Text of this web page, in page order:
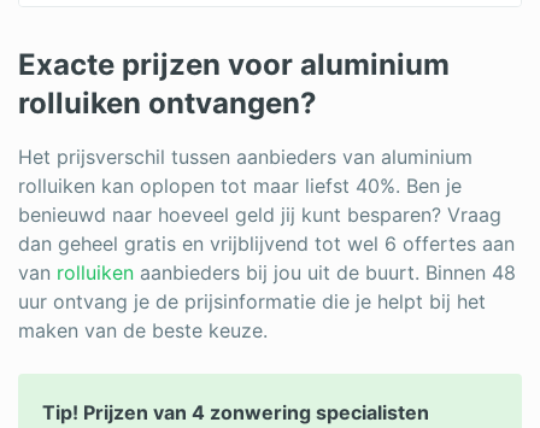
Exacte prijzen voor aluminium
rolluiken ontvangen?
Het prijsverschil tussen aanbieders van aluminium
rolluiken kan oplopen tot maar liefst 40%. Ben je
benieuwd naar hoeveel geld jij kunt besparen? Vraag
dan geheel gratis en vrijblijvend tot wel 6 offertes aan
van rolluiken aanbieders bij jou uit de buurt. Binnen 48
uur ontvang je de prijsinformatie die je helpt bij het
maken van de beste keuze.
Tip! Prijzen van 4 zonwering specialisten